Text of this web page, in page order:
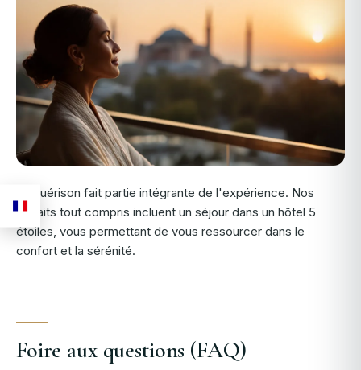
La guérison fait partie intégrante de l'expérience. Nos
forfaits tout compris incluent un séjour dans un hôtel 5
étoiles, vous permettant de vous ressourcer dans le
confort et la sérénité.
Foire aux questions (FAQ)